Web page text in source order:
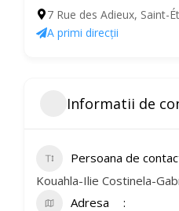
7 Rue des Adieux, Saint-
A primi direcții
Informatii de
Persoana de
Kouahla-Ilie Costinela-
Adresa